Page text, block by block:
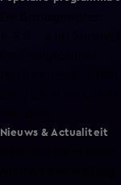
Nieuws & Actualiteit